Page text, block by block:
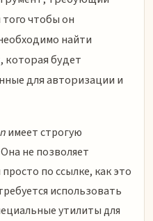
чтобы он
найти
, которая будет
для авторизации и
имеет строгую
не позволяет
по ссылке, как это
использовать
утилиты для